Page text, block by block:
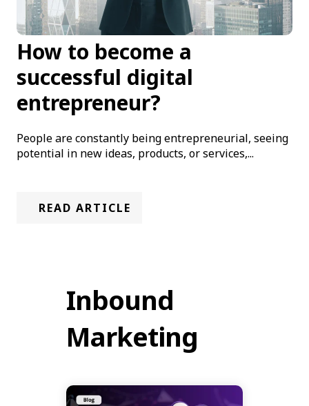
How to become a
successful digital
entrepreneur?
People are constantly being entrepreneurial, seeing
potential in new ideas, products, or services,...
READ ARTICLE
Inbound
Marketing